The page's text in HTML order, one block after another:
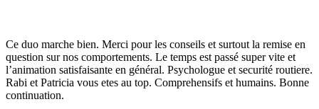
Ce duo marche bien. Merci pour les conseils et surtout la remise en
question sur nos comportements. Le temps est passé super vite et
l’animation satisfaisante en général. Psychologue et securité routiere.
Rabi et Patricia vous etes au top. Comprehensifs et humains. Bonne
continuation.